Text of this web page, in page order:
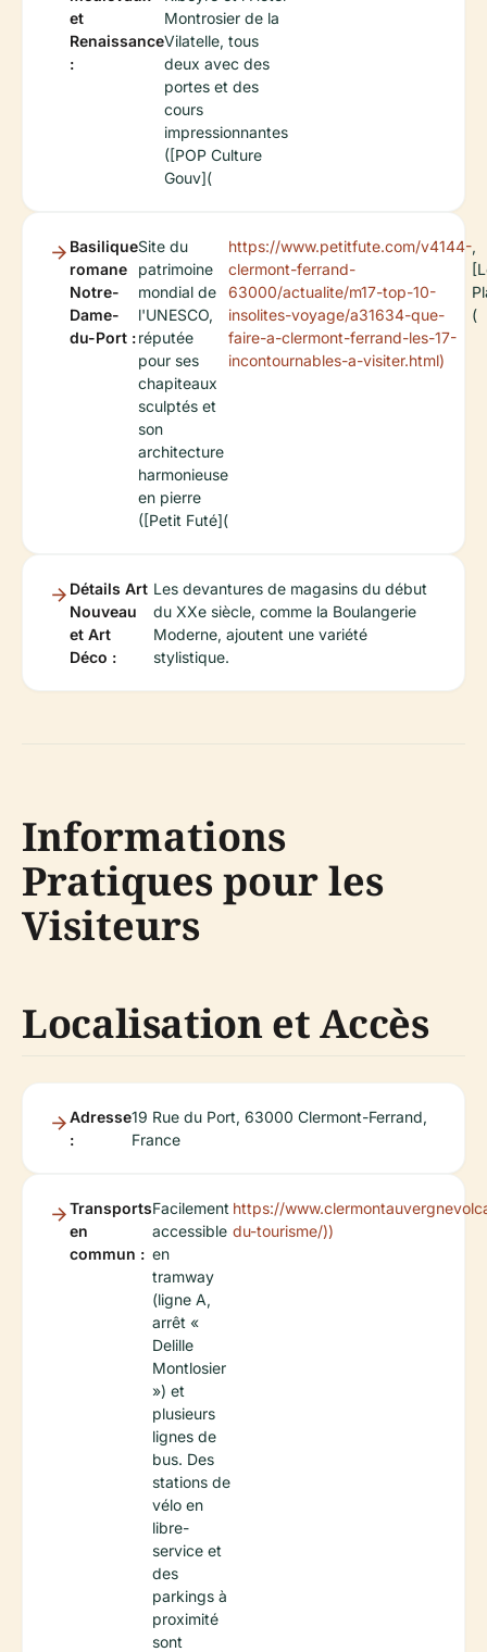
et
Renaissance
:
Montrosier de la
Vilatelle, tous
deux avec des
portes et des
cours
impressionnantes
([POP Culture
Gouv](
Basilique
romane
Notre-
Dame-
du-Port :
Site du
patrimoine
mondial de
l'UNESCO,
réputée
pour ses
chapiteaux
sculptés et
son
architecture
harmonieuse
en pierre
([Petit Futé](
https://www.petitfute.com/v4144-
clermont-ferrand-
63000/actualite/m17-top-10-
insolites-voyage/a31634-que-
faire-a-clermont-ferrand-les-17-
incontournables-a-visiter.html)
,
(
Détails Art
Nouveau
et Art
Déco :
Les devantures de magasins du début
du XXe siècle, comme la Boulangerie
Moderne, ajoutent une variété
stylistique.
Informations
Pratiques pour les
Visiteurs
Localisation et Accès
Adresse
:
19 Rue du Port, 63000 Clermont-Ferrand,
France
Transports
en
commun :
Facilement
accessible
en
tramway
(ligne A,
arrêt «
Delille
Montlosier
») et
plusieurs
lignes de
bus. Des
stations de
vélo en
libre-
service et
des
parkings à
proximité
sont
https://
du-tourisme/))